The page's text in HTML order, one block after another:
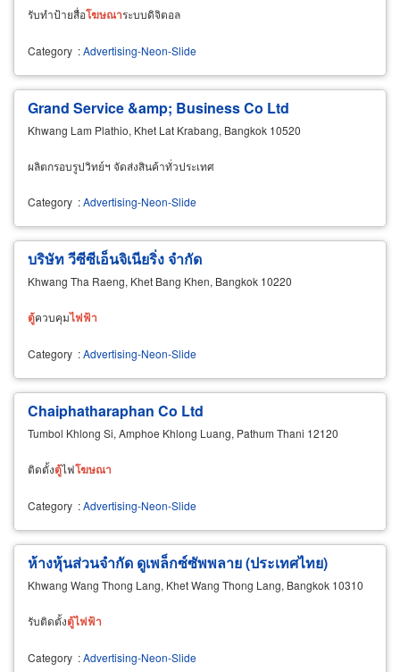
รับทำป้ายสื่อโฆษณาระบบดิจิตอล
Category :Advertising-Neon-Slide
Grand Service &amp; Business Co Ltd
Khwang Lam Plathio, Khet Lat Krabang, Bangkok 10520
ผลิตกรอบรูปวิทย์ฯ จัดส่งสินค้าทั่วประเทศ
Category :Advertising-Neon-Slide
บริษัท วีซีซีเอ็นจิเนียริ่ง จำกัด
Khwang Tha Raeng, Khet Bang Khen, Bangkok 10220
ตู้ควบคุมไฟฟ้า
Category :Advertising-Neon-Slide
Chaiphatharaphan Co Ltd
Tumbol Khlong Si, Amphoe Khlong Luang, Pathum Thani 12120
ติดตั้งตู้ไฟโฆษณา
Category :Advertising-Neon-Slide
ห้างหุ้นส่วนจำกัด ดูเพล็กซ์ซัพพลาย (ประเทศไทย)
Khwang Wang Thong Lang, Khet Wang Thong Lang, Bangkok 10310
รับติดตั้งตู้ไฟฟ้า
Category :Advertising-Neon-Slide